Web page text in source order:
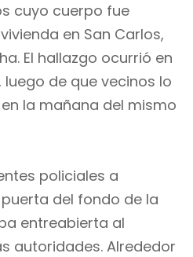
cuyo cuerpo fue
en San Carlos,
El hallazgo ocurrió en
de que vecinos lo
la mañana del mismo
policiales a
del fondo de la
entreabierta al
autoridades. Alrededor